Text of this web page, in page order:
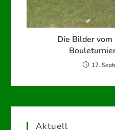
Die Bilder
17.
Aktuell